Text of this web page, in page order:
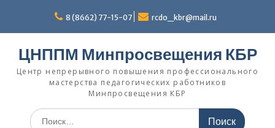
содержимому
8 (8662) 77-15-07 rcdo_kbr@mail.ru
ЦНППМ Минпросвещения КБР
Центр непрерывного повышения профессионального
мастерства педагогических работников
Минпросвещения КБР
Искать: